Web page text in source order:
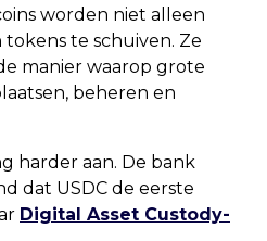
worden niet alleen
te schuiven. Ze
manier waarop grote
beheren en
harder aan. De bank
dat USDC de eerste
Digital Asset Custody-